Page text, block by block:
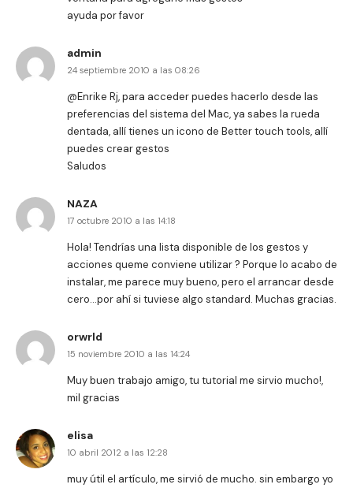
ayuda por favor
admin
24 septiembre 2010 a las 08:26
@Enrike Rj, para acceder puedes hacerlo desde las
preferencias del sistema del Mac, ya sabes la rueda
dentada, allí tienes un icono de Better touch tools, allí
puedes crear gestos
Saludos
NAZA
17 octubre 2010 a las 14:18
Hola! Tendrías una lista disponible de los gestos y
acciones queme conviene utilizar ? Porque lo acabo de
instalar, me parece muy bueno, pero el arrancar desde
cero…por ahí si tuviese algo standard. Muchas gracias.
orwrld
15 noviembre 2010 a las 14:24
Muy buen trabajo amigo, tu tutorial me sirvio mucho!,
mil gracias
elisa
10 abril 2012 a las 12:28
muy útil el artículo, me sirvió de mucho. sin embargo yo